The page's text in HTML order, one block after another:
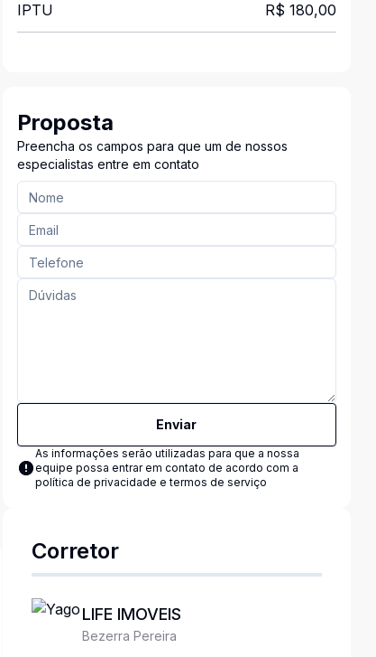
IPTU R$ 180,00
Proposta
Preencha os campos para que um de nossos
especialistas entre em contato
Enviar
As informações serão utilizadas para que a nossa
equipe possa entrar em contato de acordo com a
política de privacidade e termos de serviço
Corretor
LIFE IMOVEIS
Bezerra Pereira